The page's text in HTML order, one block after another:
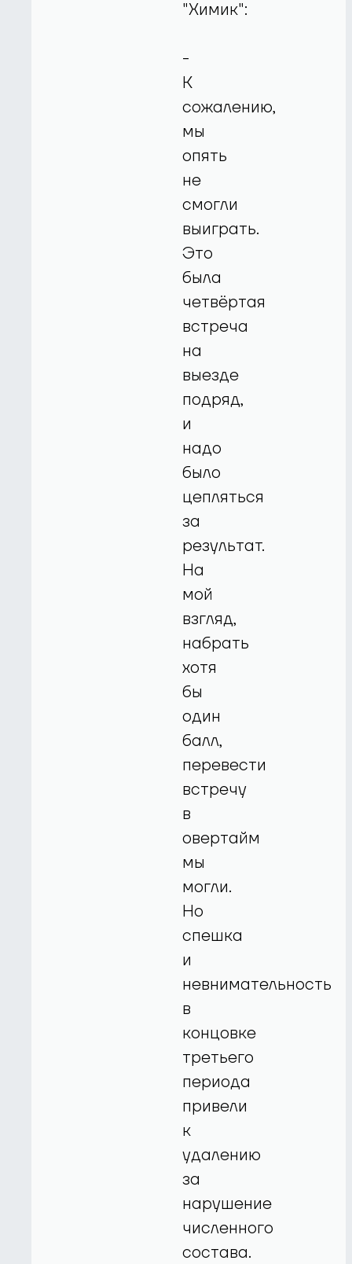
"Химик":
-
К
сожалению,
мы
опять
не
смогли
выиграть.
Это
была
четвёртая
встреча
на
выезде
подряд,
и
надо
было
цепляться
за
результат.
На
мой
взгляд,
набрать
хотя
бы
один
балл,
перевести
встречу
в
овертайм
мы
могли.
Но
спешка
и
невнимательность
в
концовке
третьего
периода
привели
к
удалению
за
нарушение
численного
состава.